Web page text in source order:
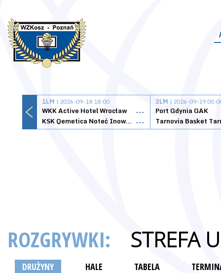
1LM | 2026-09-18 18:00
WKK Active Hotel Wrocław
---
KSK Qemetica Noteć Inowrocław ---
2LM | 2026-09-19
Port Gdynia GAK
ROZGRYWKI: STREFA
DRUŻYNY HALE TABELA